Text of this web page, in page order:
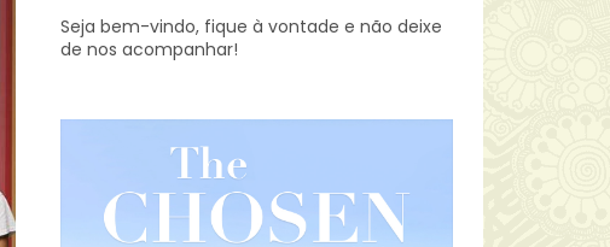
Seja bem-vindo, fique à vontade e não deixe
de nos acompanhar!